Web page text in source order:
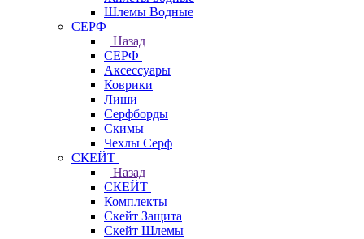
Шлемы Водные
СЕРФ
Назад
СЕРФ
Аксессуары
Коврики
Лиши
Серфборды
Скимы
Чехлы Cерф
СКЕЙТ
Назад
СКЕЙТ
Комплекты
Скейт Защита
Скейт Шлемы